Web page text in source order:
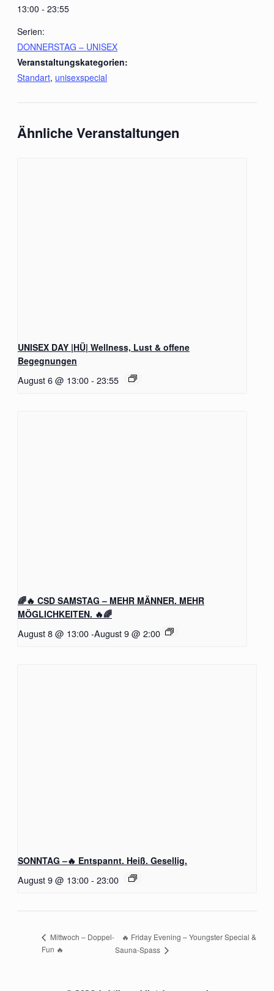
13:00 - 23:55
Serien:
DONNERSTAG – UNISEX
Veranstaltungskategorien:
Standart, unisexspecial
Ähnliche Veranstaltungen
UNISEX DAY |HÜ| Wellness, Lust & offene
Begegnungen
August 6 @ 13:00- 23:55
🌈🔥 CSD SAMSTAG – MEHR MÄNNER. MEHR
MÖGLICHKEITEN. 🔥🌈
August 8 @ 13:00-August 9 @ 2:00
SONNTAG –🔥 Entspannt. Heiß. Gesellig.
August 9 @ 13:00- 23:00
Mittwoch – Doppel-
Fun 🔥
🔥 Friday Evening – Youngster Special &
Sauna-Spass